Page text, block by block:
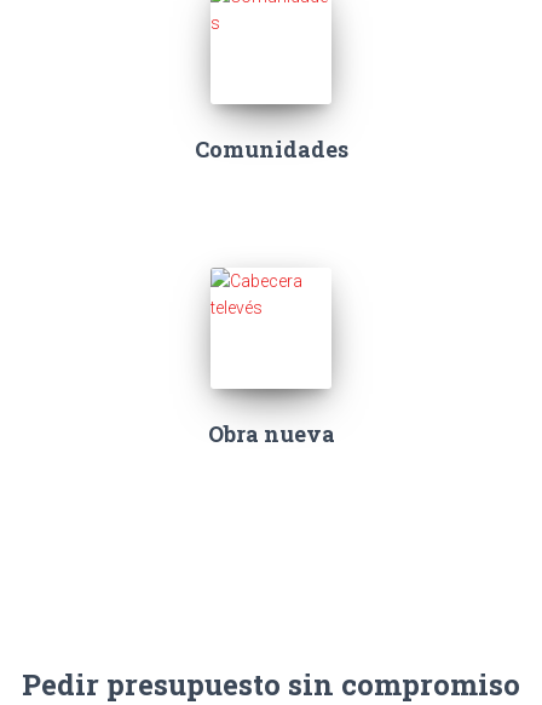
Comunidades
Obra nueva
Pedir presupuesto sin compromiso